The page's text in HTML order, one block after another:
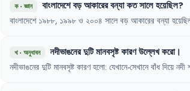
ক·জ্ঞান বাংলাদেশেবড়আকারেরবন্যাকতসালেহয়েছিল?
বাংলাদেশে ১৯৮৮, ১৯৯৮ ও ২০০৪ সালে বড় আকারের বন্যা
খ· অনুধাবন নদীভাঙনেরদুটিমানবসৃষ্টকারণউল্লেখকরো।
নদীভাঙনের দুটি মানবসৃষ্ট কারণ হলো: যেখানে-সেখানে বাঁধ দিয়ে নদী